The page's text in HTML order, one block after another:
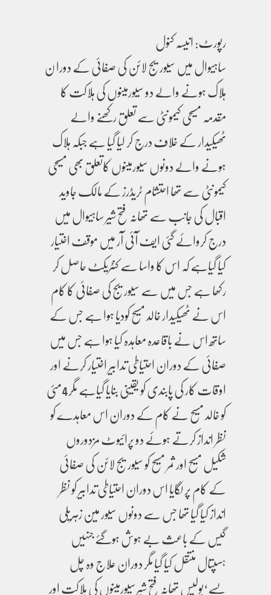
رپورٹ: انیسہ کنول
ساہیوال میں سیوریج لائن کی صفائی کے دورا ن
ہلاک ہونے والے دو سیورمینوں کی ہلاکت کا
مقدمہ مسیحی کیمونٹی سے تعلق رکھنے والے
ٹھیکیدار کے خلاف درج کر لیا گیا ہے جبکہ ہلاک
ہونے والے دونوں سیورمینوں کاتعلق بھی مسیحی
کیمونٹی سے تھا احتشام ٹریڈرز کے مالک جاوید
اقبال کی جانب سے تھانہ فتح شیر ساہیوال میں
درج کروائے گئی ایف آئی آر میں موقف اختیار
کیا گیاہے کہ اس کا واسا سے کنٹریکٹ حاصل کر
رکھا ہے جس میں سے سیوریج کی صفائی کا کام
اس نے ٹھیکیدار خالد مسیح کودیا ہوا ہے جس کے
ساتھ اس نے باقاعدہ معاہدہ کیا ہوا ہے جس میں
صفائی کے دوران احتیاطی تدابیر اختیار کرنے اور
اوقات کار کی پابندی کو یقینی بنایا گیاہے مگر4مئی
کو خالد مسیح نے کام کے دوران اس معاہدے کو
نظر انداز کرتے ہوئے دو پرائیوٹ مزدوروں
شکیل مسیح اور ثمر مسیح کو سیوریج لائن کی صفائی
کے کام پر لگایا اس دوران احتیاطی تدابیر کو نظر
انداز کیا گیا تھا جس سے دونوں سیور مین زہریلی
گیس کے باعث بے ہوش ہوگئے جنہیں
ہسپتال منتقل کیا گیا مگر دوران علاج وہ چل
بسے‘پولیس تھانہ فتح شیرسیورمینوں کی ہلاکت اور